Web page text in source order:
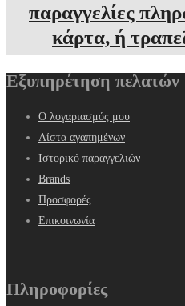
παραγγελίες
κάρτα, ή
Εξυπηρέτηση πελατών
Ο λογαριασμός μου
Λίστα αγαπημένων
Ιστορικό παραγγελιών
Brands
Προσφορές
Επικοινωνία
Πληροφορίες